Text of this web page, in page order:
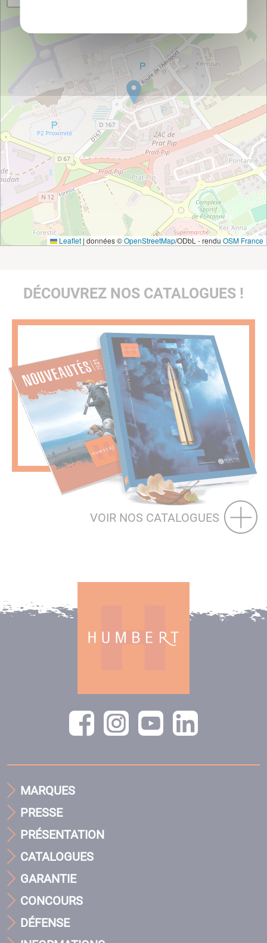
Leaflet | données ©OpenStreetMap/ODbL - rendu OSM France
DÉCOUVREZ NOS CATALOGUES !
VOIR NOS CATALOGUES
MARQUES
PRESSE
PRÉSENTATION
CATALOGUES
GARANTIE
CONCOURS
DÉFENSE